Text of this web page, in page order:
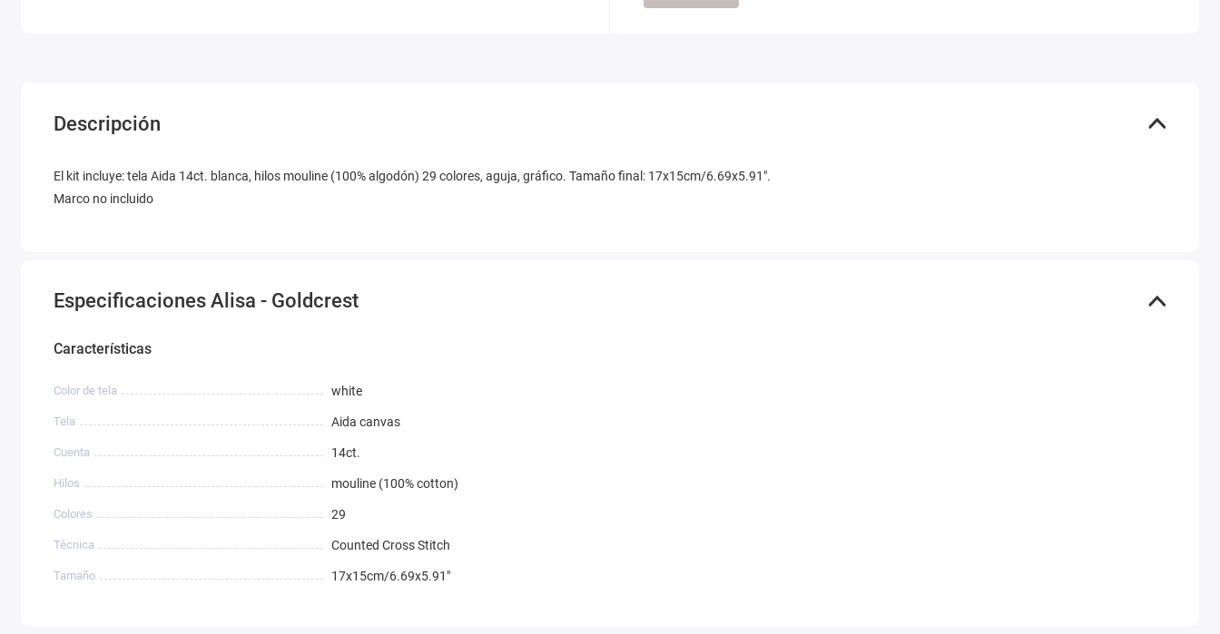
Descripción
El kit incluye: tela Aida 14ct. blanca, hilos mouline (100% algodón) 29 colores, aguja, gráfico. Tamaño final: 17x15cm/6.69x5.91".
Marco no incluido
Especificaciones Alisa - Goldcrest
Características
Color de tela white
Tela Aida canvas
Cuenta 14ct.
Hilos mouline (100% cotton)
Colores 29
Técnica Counted Cross Stitch
Tamaño 17x15cm/6.69x5.91"